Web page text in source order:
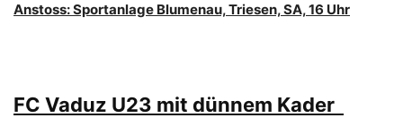
Anstoss: Sportanlage Blumenau, Triesen, SA, 16 Uhr
FC Vaduz U23 mit dünnem Kader